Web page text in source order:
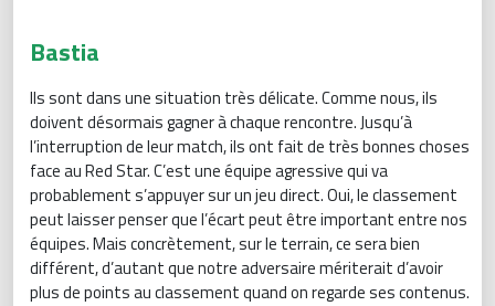
Bastia
Ils sont dans une situation très délicate. Comme nous, ils
doivent désormais gagner à chaque rencontre. Jusqu’à
l’interruption de leur match, ils ont fait de très bonnes choses
face au Red Star. C’est une équipe agressive qui va
probablement s’appuyer sur un jeu direct. Oui, le classement
peut laisser penser que l’écart peut être important entre nos
équipes. Mais concrètement, sur le terrain, ce sera bien
différent, d’autant que notre adversaire mériterait d’avoir
plus de points au classement quand on regarde ses contenus.